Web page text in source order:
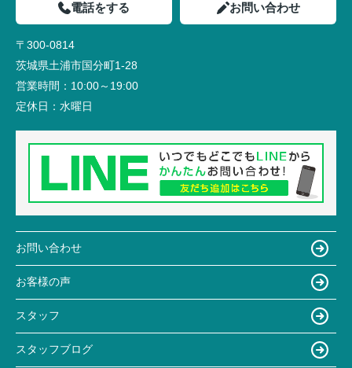
電話をする お問い合わせ
〒300-0814
茨城県土浦市国分町1-28
営業時間： 10:00～19:00
定休日： 水曜日
お問い合わせ
お客様の声
スタッフ
スタッフブログ